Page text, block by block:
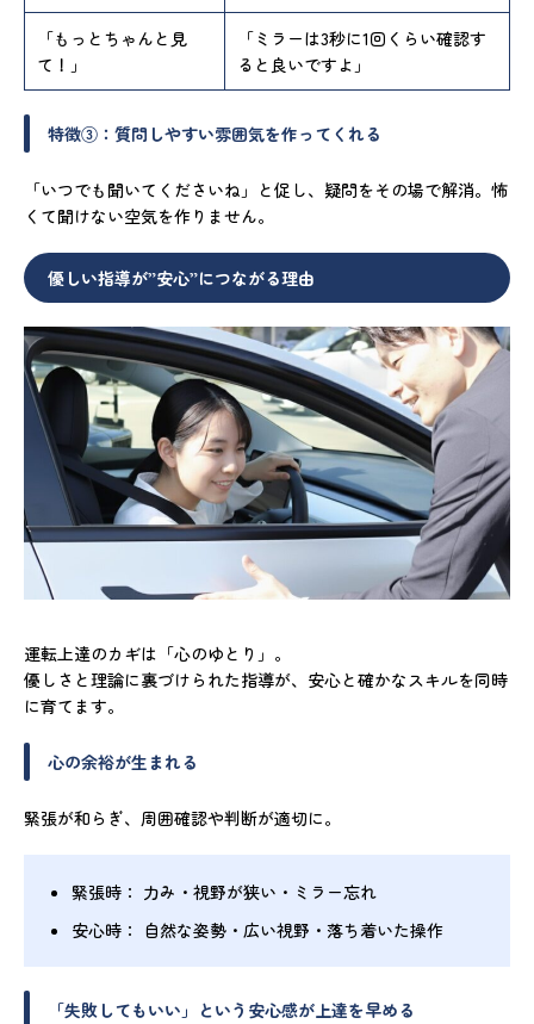
「もっとちゃんと見
て！」
「ミラーは3秒に1回くらい確認す
ると良いですよ」
特徴③：質問しやすい雰囲気を作ってくれる
「いつでも聞いてくださいね」と促し、疑問をその場で解消。怖
くて聞けない空気を作りません。
優しい指導が”安心”につながる理由
運転上達のカギは「心のゆとり」。
優しさと理論に裏づけられた指導が、安心と確かなスキルを同時
に育てます。
心の余裕が生まれる
緊張が和らぎ、周囲確認や判断が適切に。
緊張時 ： 力み・視野が狭い・ミラー忘れ
安心時 ： 自然な姿勢・広い視野・落ち着いた操作
「失敗してもいい」という安心感が上達を早める